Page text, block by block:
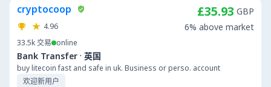
cryptocoop
4.96
33.5k交易 online
Bank Transfer · 英国
buy litecoin fast and safe in uk. Business or perso. account
欢迎新用户
£35.93 GBP
6% above market